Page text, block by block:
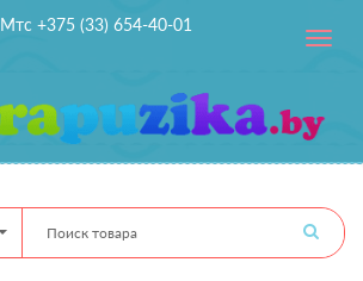
Мтс +375 (33) 654-40-01
Toggle